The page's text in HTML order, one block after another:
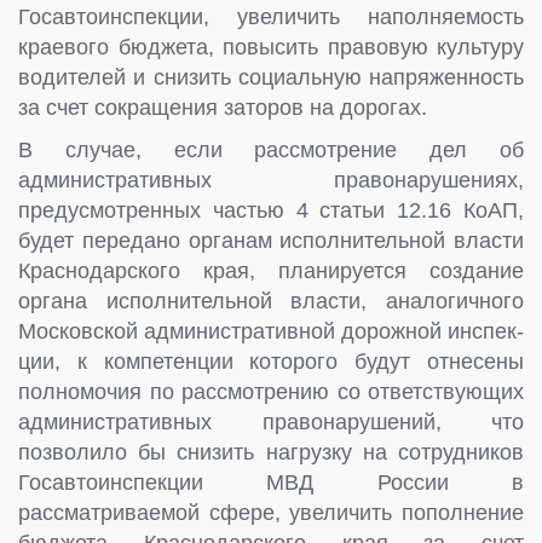
Госавтоинспекции, увеличить наполняемость
краевого бюджета, повысить правовую культуру
водителей и снизить социальную напряженность
за счет сокращения заторов на дорогах.
В случае, если рассмотрение дел об
административных правонарушениях,
предусмотренных частью 4 статьи 12.16 КоАП,
будет передано органам испол­нительной власти
Краснодарского края, планируется создание
органа исполни­тельной власти, аналогичного
Московской административной дорожной инспек­
ции, к компетенции которого будут отнесены
полномочия по рассмотрению со­ ответствующих
административных правонарушений, что
позволило бы снизить нагрузку на сотрудников
Госавтоинспекции МВД России в
рассматриваемой сфере, увеличить пополнение